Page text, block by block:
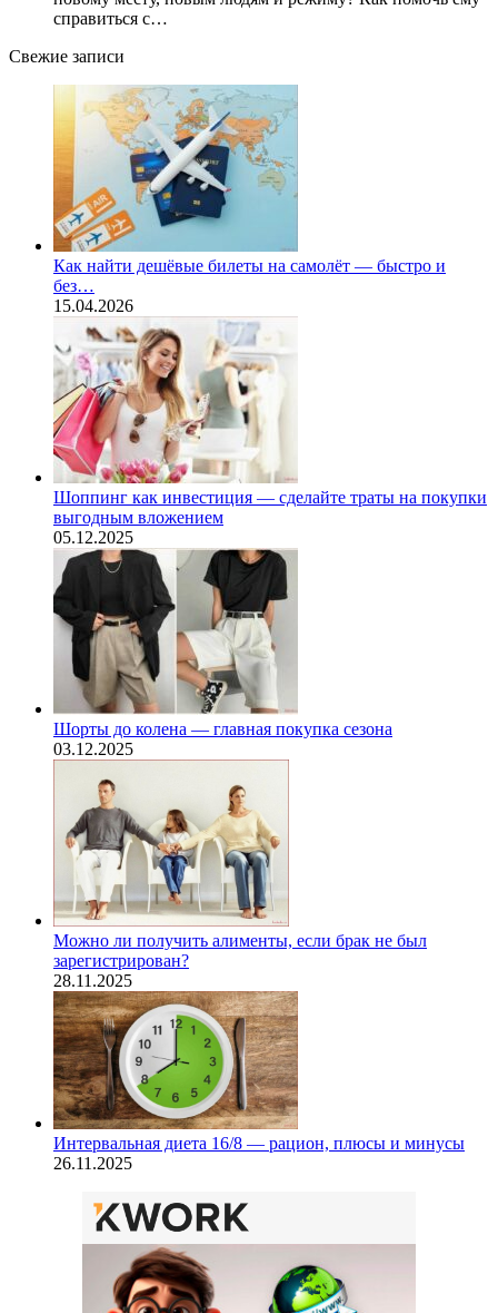
справиться с…
Свежие записи
Как найти дешёвые билеты на самолёт — быстро и
без…
15.04.2026
Шоппинг как инвестиция — сделайте траты на покупки
выгодным вложением
05.12.2025
Шорты до колена — главная покупка сезона
03.12.2025
Можно ли получить алименты, если брак не был
зарегистрирован?
28.11.2025
Интервальная диета 16/8 — рацион, плюсы и минусы
26.11.2025